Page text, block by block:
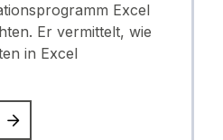
Excel
Er vermittelt, wie
in Excel